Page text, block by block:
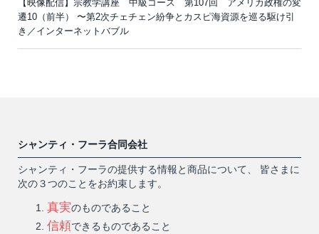
【映像配信】宗教学講座 中級コース 第107回 アメリカ政権の変
遷10（前半） 〜第2次チェチェン紛争とカスピ海資源を巡る駆け引
き／インターネットバブル
シャンティ・フーラ合同会社
シャンティ・フーラの提供する情報と商品について、 皆さまに
次の３つのことをお約束します。
真実のものであること
信頼できるものであること